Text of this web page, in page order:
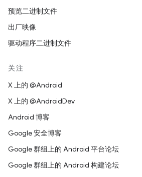
预览二进制文件
出厂映像
驱动程序二进制文件
关注
X 上的 @Android
X 上的 @AndroidDev
Android 博客
Google 安全博客
Google 群组上的 Android 平台论坛
Google 群组上的 Android 构建论坛